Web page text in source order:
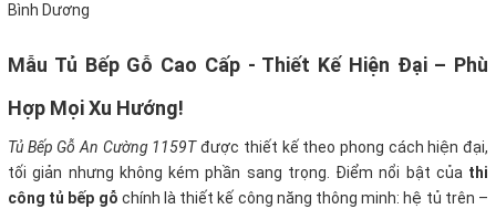
Bình Dương
Mẫu Tủ Bếp Gỗ Cao Cấp - Thiết Kế Hiện Đại – Phù
Hợp Mọi Xu Hướng!
Tủ Bếp Gỗ An Cường 1159Tđược thiết kế theo phong cách hiện đại,
tối giản nhưng không kém phần sang trọng. Điểm nổi bật của thi
công tủ bếp gỗ chính là thiết kế công năng thông minh: hệ tủ trên –